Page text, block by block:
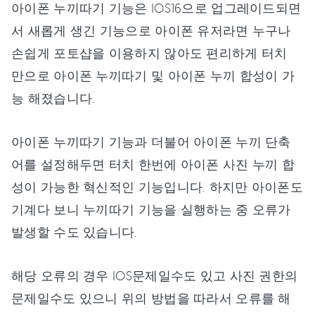
아이폰 누끼따기 기능은 IOS16으로 업그레이드되면
서 새롭게 생긴 기능으로 아이폰 유저라면 누구나
손쉽게 포토샵을 이용하지 않아도 편리하게 터치
만으로 아이폰 누끼따기 및 아이폰 누끼 합성이 가
능 해졌습니다.
아이폰 누끼따기 기능과 더불어 아이폰 누끼 단축
어를 설정해두면 터치 한번에 아이폰 사진 누끼 합
성이 가능한 혁신적인 기능입니다. 하지만 아이폰도
기계다 보니 누끼따기 기능을 실행하는 중 오류가
발생할 수도 있습니다.
해당 오류의 경우 IOS문제일수도 있고 사진 권한의
문제일수도 있으니 위의 방법을 따라서 오류를 해